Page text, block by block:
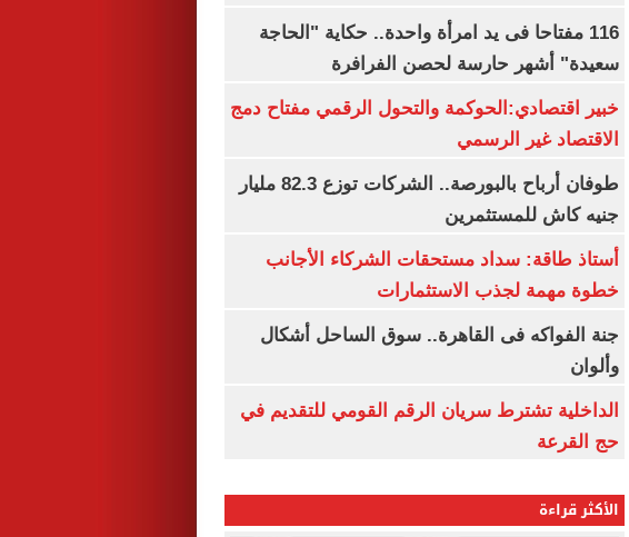
116 مفتاحا فى يد امرأة واحدة.. حكاية "الحاجة
سعيدة" أشهر حارسة لحصن الفرافرة
خبير اقتصادي:الحوكمة والتحول الرقمي مفتاح دمج
الاقتصاد غير الرسمي
طوفان أرباح بالبورصة.. الشركات توزع 82.3 مليار
جنيه كاش للمستثمرين
أستاذ طاقة: سداد مستحقات الشركاء الأجانب
خطوة مهمة لجذب الاستثمارات
جنة الفواكه فى القاهرة.. سوق الساحل أشكال
وألوان
الداخلية تشترط سريان الرقم القومي للتقديم في
حج القرعة
الأكثر قراءة